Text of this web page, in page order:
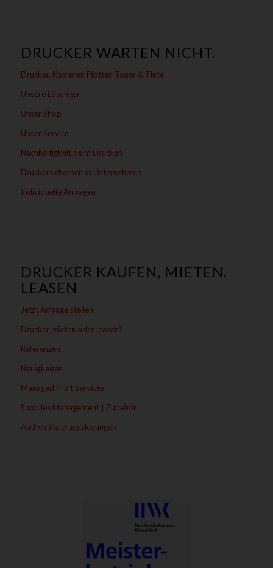
DRUCKER WARTEN NICHT.
Drucker, Kopierer, Plotter, Toner & Tinte
Unsere Lösungen
Unser Shop
Unser Service
Nachhaltigkeit beim Drucken
Druckersicherheit in Unternehmen
Individuelle Anfragen
DRUCKER KAUFEN, MIETEN,
LEASEN
Jetzt Anfrage stellen
Drucker mieten oder leasen?
Referenzen
Neuigkeiten
Managed Print Services
Supplies Management | Zubehör
Authentifizierungslösungen